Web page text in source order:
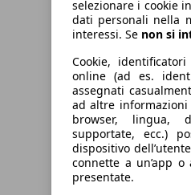
selezionare i cookie
dati personali nella
interessi. Se non si
Cookie,
online (ad es.
assegnati
ad altre
browser, lingua,
supportate, ecc.)
dispositivo
connette a un’app
presentate.